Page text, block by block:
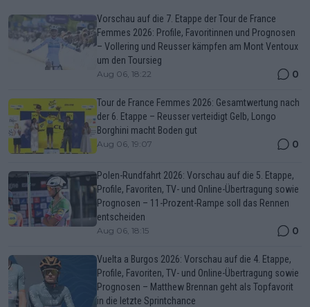
Vorschau auf die 7. Etappe der Tour de France
Femmes 2026: Profile, Favoritinnen und Prognosen
– Vollering und Reusser kämpfen am Mont Ventoux
um den Toursieg
Aug 06, 18:22 0
Tour de France Femmes 2026: Gesamtwertung nach
der 6. Etappe – Reusser verteidigt Gelb, Longo
Borghini macht Boden gut
Aug 06, 19:07 0
Polen-Rundfahrt 2026: Vorschau auf die 5. Etappe,
Profile, Favoriten, TV- und Online-Übertragung sowie
Prognosen – 11-Prozent-Rampe soll das Rennen
entscheiden
Aug 06, 18:15 0
Vuelta a Burgos 2026: Vorschau auf die 4. Etappe,
Profile, Favoriten, TV- und Online-Übertragung sowie
Prognosen – Matthew Brennan geht als Topfavorit
in die letzte Sprintchance